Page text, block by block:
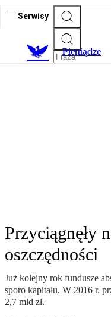
Serwisy
Pieniądze
Przyciągnęły
oszczędności
Już kolejny rok fundusze
sporo kapitału. W 2016 r.
2,7 mld zł.